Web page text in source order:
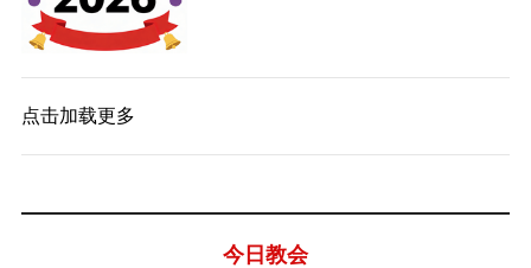
点击加载更多
今日教会